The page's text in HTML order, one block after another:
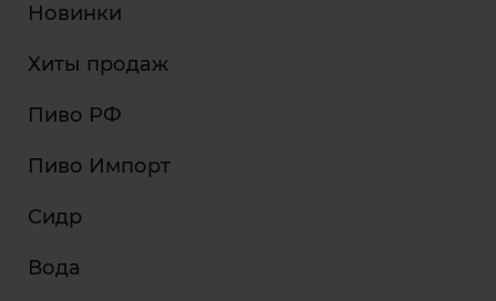
Новинки
Хиты продаж
Пиво РФ
Пиво Импорт
Сидр
Вода